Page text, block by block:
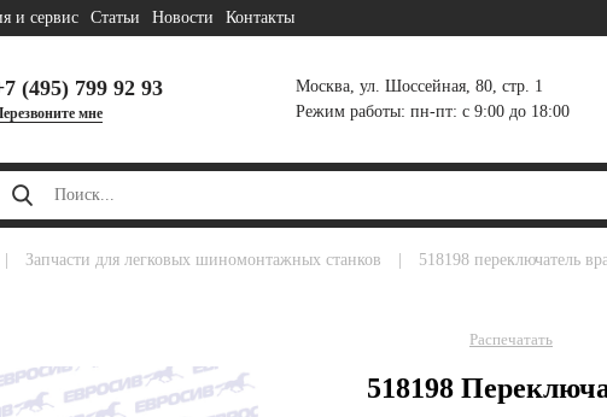
и сервис Статьи Новости Контакты
(495) 799 92 93
мне
Москва, ул. Шоссейная, 80, стр. 1
Режим работы: пн-пт: с 9:00 до 18:00
запчасти для легковых шиномонтажных станков 518198 переключатель
Распечатать
518198